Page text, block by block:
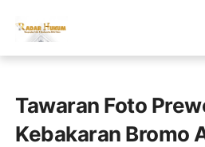
Tawaran Foto
Kebakaran Bromo